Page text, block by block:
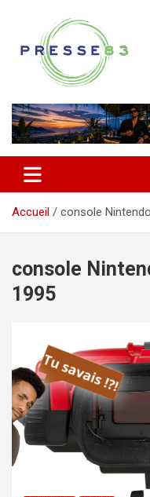
contenu
Presse 83
Accueil console
console
1995